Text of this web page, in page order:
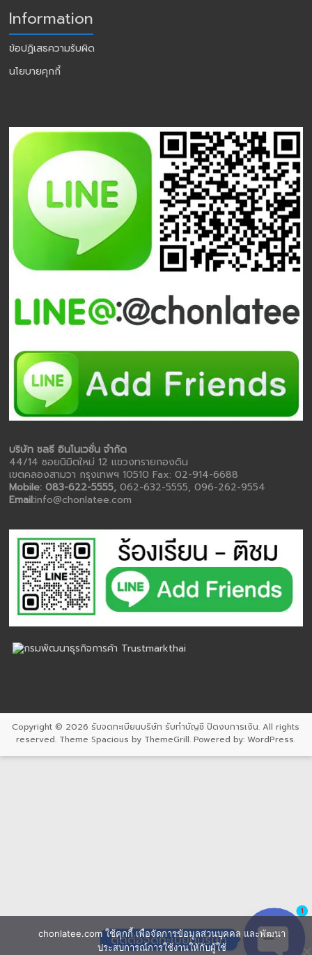
Information
ข้อปฏิเสธความรับผิด
นโยบายคุกกี้
บริษัท ชลธี อินโนเวชั่น จำกัด
44/14 ซอยนิมิตใหม่ 12 แขวงทรายกองดิน
เขตคลองสามวา กรุงเทพฯ 10510 Fax: 02-914-6688
Mobile: 083-622-5555,062-632-5555, 096-262-9554
Email:info@chonlatee.com
Copyright © 2026 รับจดทะเบียนบริษัท รับทำบัญชี ปิดงบการเงิน. All rights
reserved. ThemeSpacious by ThemeGrill. Powered by:WordPress.
chonlatee.com ใช้คุกกี้ เพื่อจัดการข้อมูลส่วนบุคคล และพัฒนา
ประสบการณ์การใช้งานให้กับผู้ใช้
ติดต่อจดทะเบียนบริษัท
1